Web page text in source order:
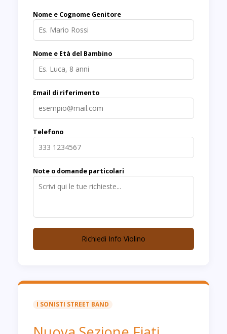
Nome e Cognome Genitore
Nome e Età del Bambino
Email di riferimento
Telefono
Note o domande particolari
Richiedi Info Violino
I SONISTI STREET BAND